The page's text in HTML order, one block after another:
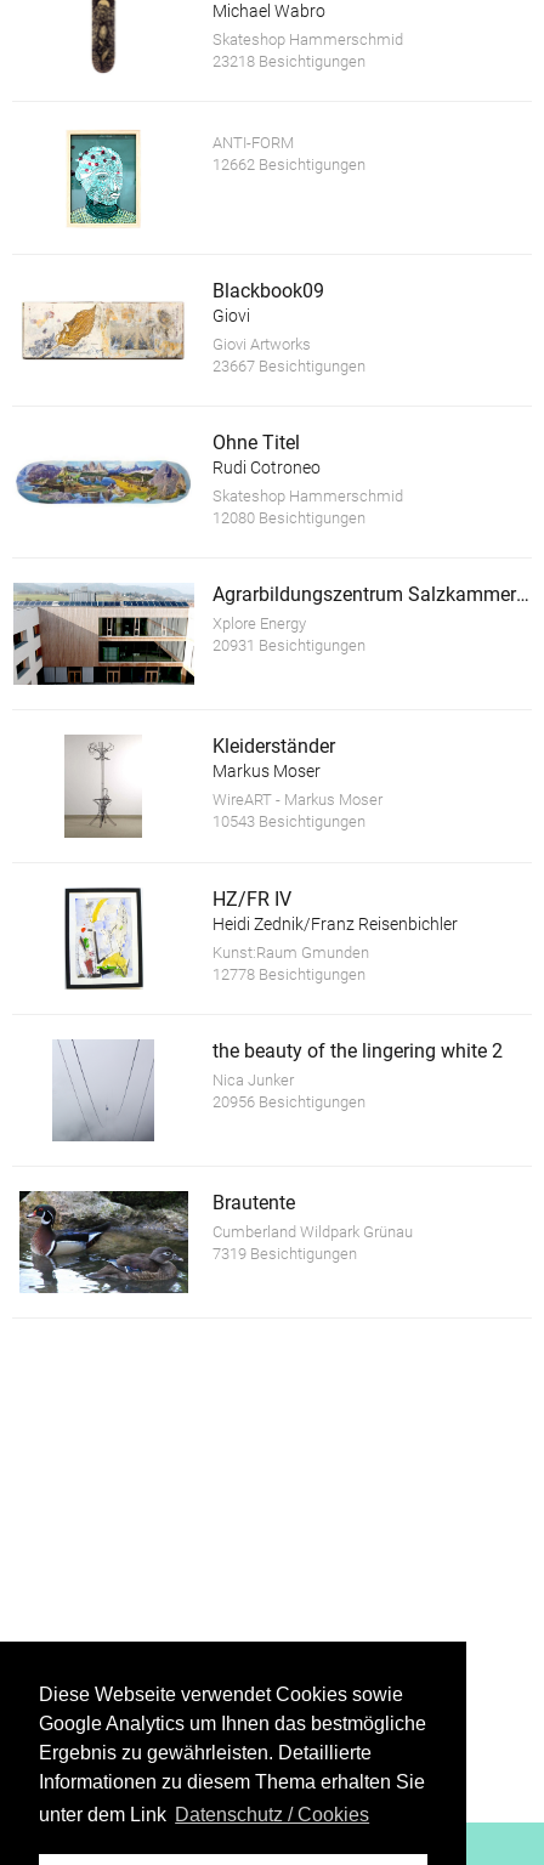
Diese Webseite verwendet Cookies sowie
Google Analytics um Ihnen das bestmögliche
Ergebnis zu gewährleisten. Detaillierte
Informationen zu diesem Thema erhalten Sie
unter dem Link Datenschutz / Cookies
Michael Wabro
Skateshop Hammerschmid
23218 Besichtigungen
ANTI-FORM
12662 Besichtigungen
Blackbook09
Giovi
Giovi Artworks
23667 Besichtigungen
Ohne Titel
Rudi Cotroneo
Skateshop Hammerschmid
12080 Besichtigungen
Agrarbildungszentrum Salzkammergut
Xplore Energy
20931 Besichtigungen
Kleiderständer
Markus Moser
WireART - Markus Moser
10543 Besichtigungen
HZ/FR IV
Heidi Zednik/Franz Reisenbichler
Kunst:Raum Gmunden
12778 Besichtigungen
the beauty of the lingering white 2
Nica Junker
20956 Besichtigungen
Brautente
Cumberland Wildpark Grünau
7319 Besichtigungen